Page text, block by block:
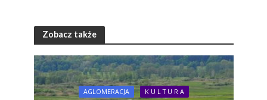
Zobacz także
AGLOMERACJA K U L T U R A